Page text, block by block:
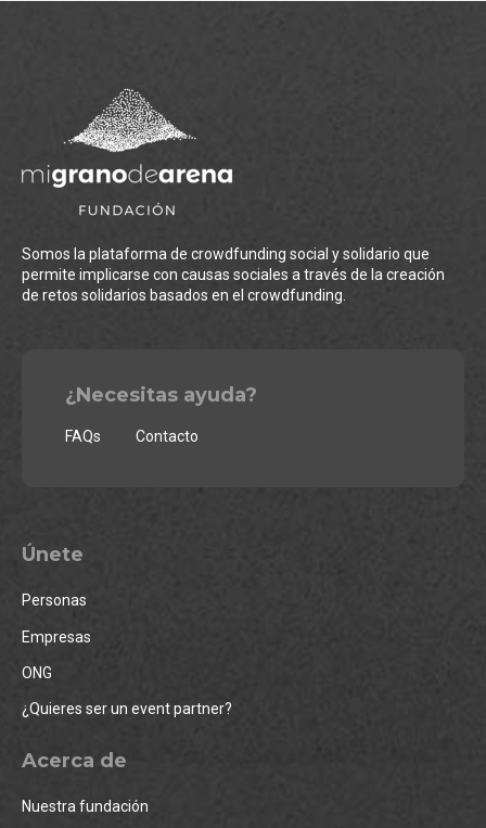
Somos la plataforma de crowdfunding social y solidario que
permite implicarse con causas sociales a través de la creación
de retos solidarios basados en el crowdfunding.
¿Necesitas ayuda?
FAQs Contacto
Únete
Personas
Empresas
ONG
¿Quieres ser un event partner?
Acerca de
Nuestra fundación